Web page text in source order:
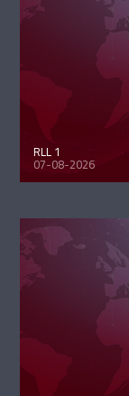
RLL 1
07-08-2026